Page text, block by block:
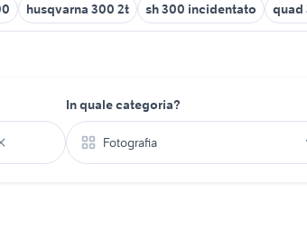
husqvarna 300 2t sh 300 incidentato quad
In quale categoria?
Fotografia